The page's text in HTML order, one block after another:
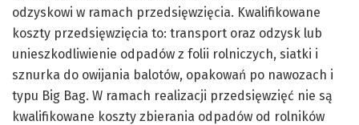
odzyskowi w ramach przedsięwzięcia. Kwalifikowane
koszty przedsięwzięcia to: transport oraz odzysk lub
unieszkodliwienie odpadów z folii rolniczych, siatki i
sznurka do owijania balotów, opakowań po nawozach i
typu Big Bag. W ramach realizacji przedsięwzięć nie są
kwalifikowane koszty zbierania odpadów od rolników